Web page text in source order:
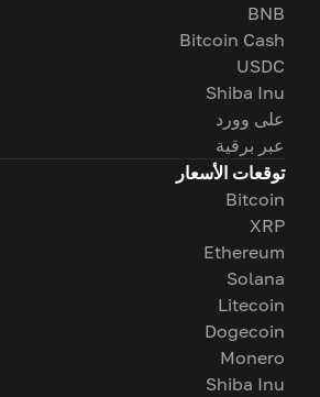
BNB
Bitcoin Cash
USDC
Shiba Inu
على وورد
عبر برقية
توقعات الأسعار
Bitcoin
XRP
Ethereum
Solana
Litecoin
Dogecoin
Monero
Shiba Inu